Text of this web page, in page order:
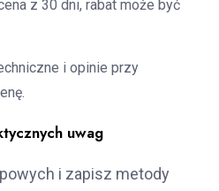
z 30 dni, rabat może być
i opinie przy
uwag
i zapisz metody